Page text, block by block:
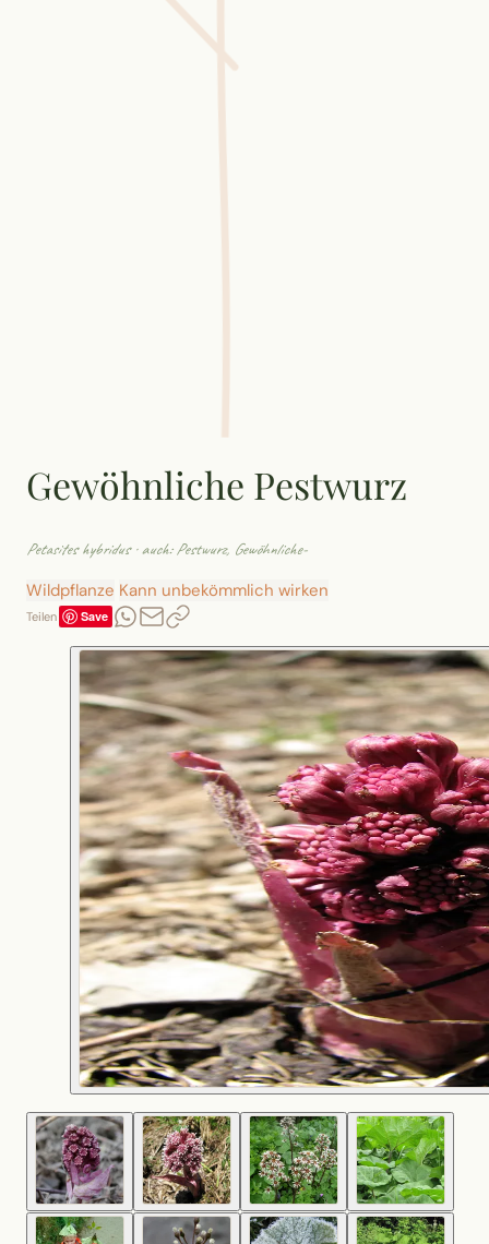
Gewöhnliche Pestwurz
Petasites hybridus · auch: Pestwurz, Gewöhnliche-
Wildpflanze Kann unbekömmlich wirken
Teilen Save